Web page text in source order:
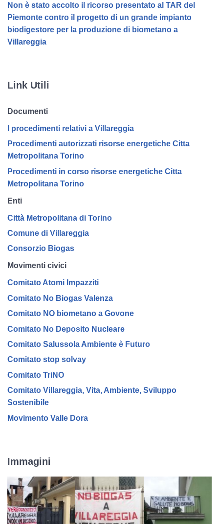
Non è stato accolto il ricorso presentato al TAR del
Piemonte contro il progetto di un grande impianto
biodigestore per la produzione di biometano a
Villareggia
Link Utili
Documenti
I procedimenti relativi a Villareggia
Procedimenti autorizzati risorse energetiche Citta
Metropolitana Torino
Procedimenti in corso risorse energetiche Citta
Metropolitana Torino
Enti
Città Metropolitana di Torino
Comune di Villareggia
Consorzio Biogas
Movimenti civici
Comitato Atomi Impazziti
Comitato No Biogas Valenza
Comitato NO biometano a Govone
Comitato No Deposito Nucleare
Comitato Salussola Ambiente è Futuro
Comitato stop solvay
Comitato TriNO
Comitato Villareggia, Vita, Ambiente, Sviluppo
Sostenibile
Movimento Valle Dora
Immagini